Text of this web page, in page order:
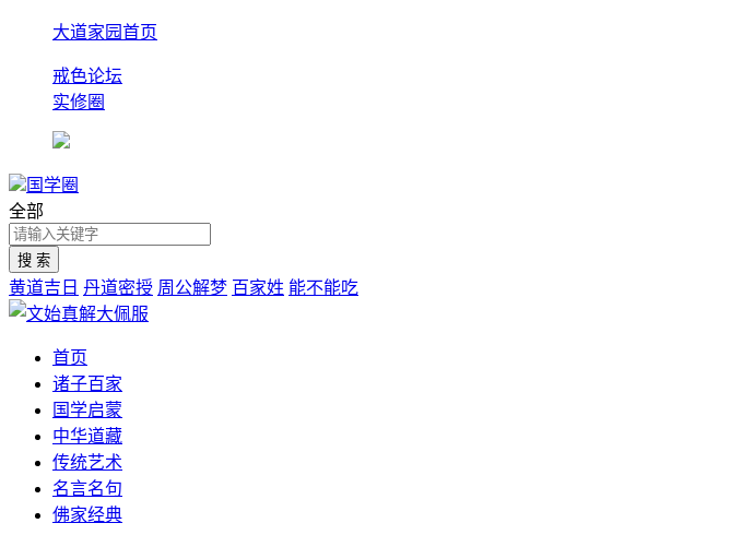
大道家园首页
戒色论坛
实修圈
国学圈
全部
黄道吉日 丹道密授 周公解梦 百家姓 能不能吃
首页
诸子百家
国学启蒙
中华道藏
传统艺术
名言名句
佛家经典